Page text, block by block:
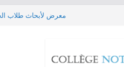
معرض لأبحاث طلاب
مسيرة صلاة بمناسبة تطويب